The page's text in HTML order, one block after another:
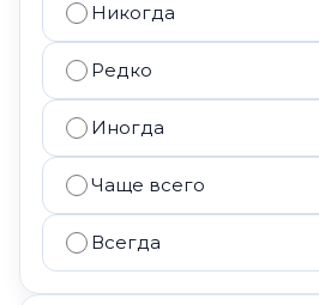
Никогда
Редко
Иногда
Чаще всего
Всегда